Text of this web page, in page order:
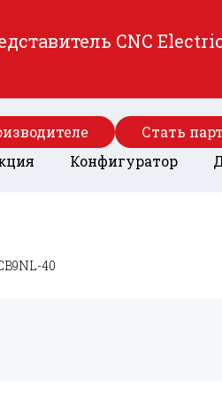
CNC
Стать
Конфигуратор
40